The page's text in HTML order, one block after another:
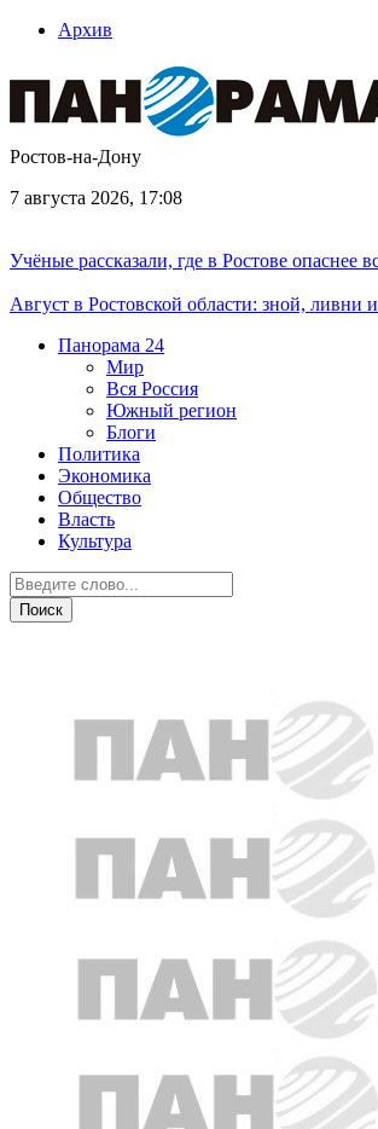
Архив
Ростов-на-Дону
7 августа 2026, 17:08
Учёные рассказали, где в Ростове опаснее
Август в Ростовской области: зной, ливни
Панорама 24
Мир
Вся Россия
Южный регион
Блоги
Политика
Экономика
Общество
Власть
Культура